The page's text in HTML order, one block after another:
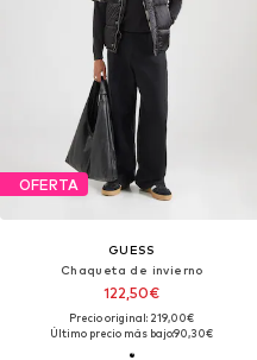
OFERTA
GUESS
Chaqueta de invierno
122,50€
Precio original: 219,00€
Último precio más bajo:90,30€